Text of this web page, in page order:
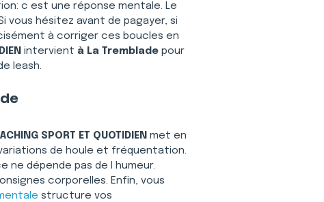
c est une réponse mentale. Le
vous hésitez avant de pagayer, si
à corriger ces boucles en
intervient à La Tremblade pour
leash.
SPORT ET QUOTIDIEN met en
de houle et fréquentation.
ne dépende pas de l humeur.
corporelles. Enfin, vous
structure vos